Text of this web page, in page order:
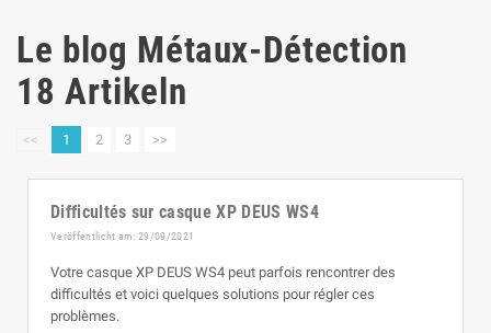
Le blog Métaux-Détection
18 Artikeln
<< 1 2 3 >>
Difficultés sur casque XP DEUS WS4
Veröffentlicht am: 29/09/2021
Votre casque XP DEUS WS4 peut parfois rencontrer des
difficultés et voici quelques solutions pour régler ces
problèmes.